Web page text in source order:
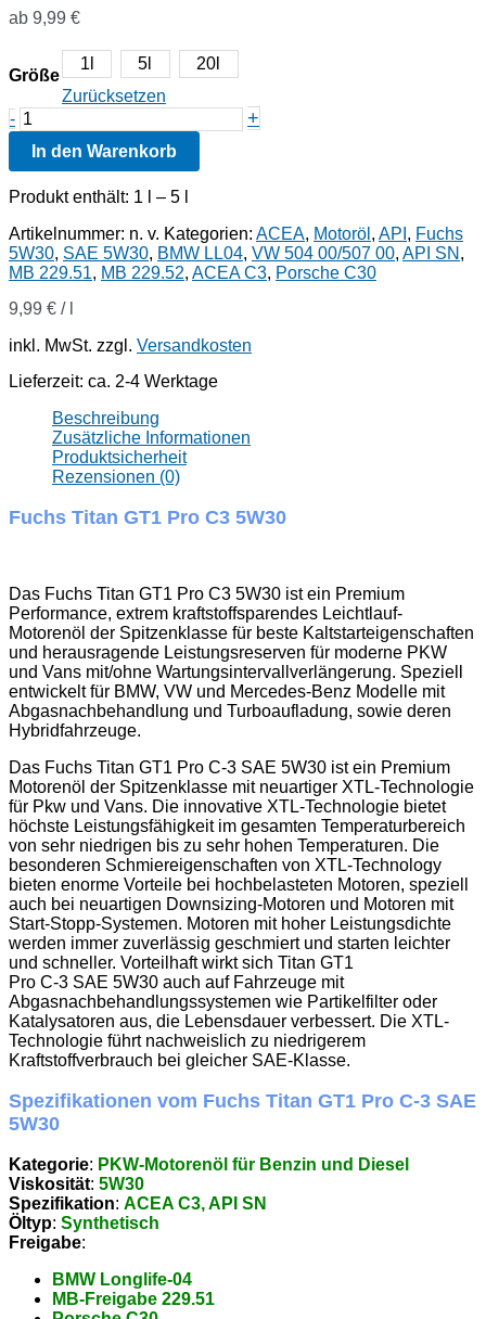
ab 9,99 €
Größe
1l 5l
20l
Zurücksetzen
- Fuchs
Titan
GT1
PRO
C3
Menge
+
In den Warenkorb
Produkt enthält: 1 – 5
Artikelnummer: n. v. Kategorien: ACEA, Motoröl , API , Fuchs
5W30, SAE 5W30, BMW LL04, VW 504 00/507 00, API SN ,
MB 229.51, MB 229.52, ACEA C3, Porsche C30
9,99 € /
inkl. MwSt. zzgl. Versandkosten
Lieferzeit: ca. 2-4 Werktage
Beschreibung
Zusätzliche Informationen
Produktsicherheit
Rezensionen (0)
Fuchs Titan GT1 Pro C3 5W30
Das Fuchs Titan GT1 Pro C3 5W30 ist ein Premium
Performance, extrem kraftstoffsparendes Leichtlauf-
Motorenöl der Spitzenklasse für beste Kaltstarteigenschaften
und herausragende Leistungsreserven für moderne PKW
und Vans mit/ohne Wartungsintervallverlängerung. Speziell
entwickelt für BMW, VW und Mercedes-Benz Modelle mit
Abgasnachbehandlung und Turboaufladung, sowie deren
Hybridfahrzeuge.
Das Fuchs Titan GT1 Pro C-3 SAE 5W30 ist ein Premium
Motorenöl der Spitzenklasse mit neuartiger XTL-Technologie
für Pkw und Vans. Die innovative XTL-Technologie bietet
höchste Leistungsfähigkeit im gesamten Temperaturbereich
von sehr niedrigen bis zu sehr hohen Temperaturen. Die
besonderen Schmiereigenschaften von XTL-Technology
bieten enorme Vorteile bei hochbelasteten Motoren, speziell
auch bei neuartigen Downsizing-Motoren und Motoren mit
Start-Stopp-Systemen. Motoren mit hoher Leistungsdichte
werden immer zuverlässig geschmiert und starten leichter
und schneller. Vorteilhaft wirkt sich Titan GT1
Pro C-3 SAE 5W30 auch auf Fahrzeuge mit
Abgasnachbehandlungssystemen wie Partikelfilter oder
Katalysatoren aus, die Lebensdauer verbessert. Die XTL-
Technologie führt nachweislich zu niedrigerem
Kraftstoffverbrauch bei gleicher SAE-Klasse.
Spezifikationen vom Fuchs Titan GT1 Pro C-3 SAE
5W30
Kategorie: PKW-Motorenöl für Benzin und Diesel
Viskosität: 5W30
Spezifikation: ACEA C3, API SN
Öltyp: Synthetisch
Freigabe:
BMW Longlife-04
MB-Freigabe 229.51